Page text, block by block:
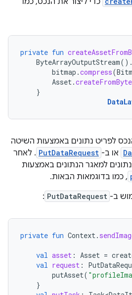
private fun
ByteArrayOutputStream().
bitmap .compress(
Asset.
}
לפריט נתונים באמצעות השיטה
או ב- PutDataRequest . לאחר
למאגר הנתונים באמצעות
, כמו בדוגמאות הבאות.
ב- PutDataRequest
:
private fun Context.
val asset : Asset =
val request :
putAsset(
}